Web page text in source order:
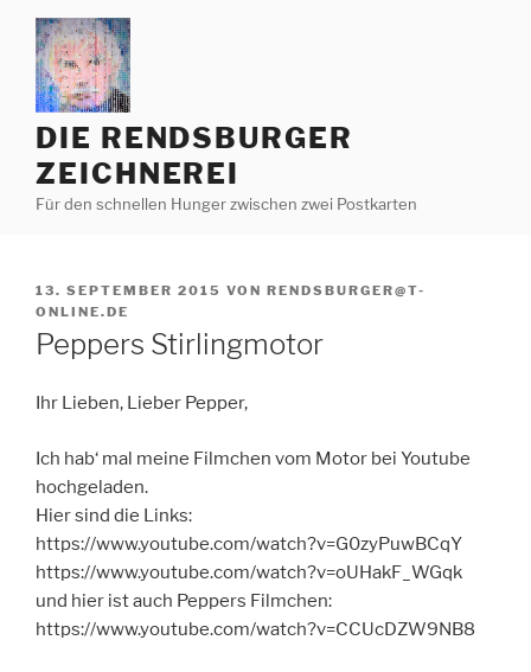
Zum
Inhalt
springen
DIE RENDSBURGER
ZEICHNEREI
Für den schnellen Hunger zwischen zwei Postkarten
VERÖFFENTLICHT
AM
13. SEPTEMBER 2015 VON RENDSBURGER@T-
ONLINE.DE
Peppers Stirlingmotor
Ihr Lieben, Lieber Pepper,
Ich hab‘ mal meine Filmchen vom Motor bei Youtube
hochgeladen.
Hier sind die Links:
https://www.youtube.com/watch?v=G0zyPuwBCqY
https://www.youtube.com/watch?v=oUHakF_WGqk
und hier ist auch Peppers Filmchen:
https://www.youtube.com/watch?v=CCUcDZW9NB8